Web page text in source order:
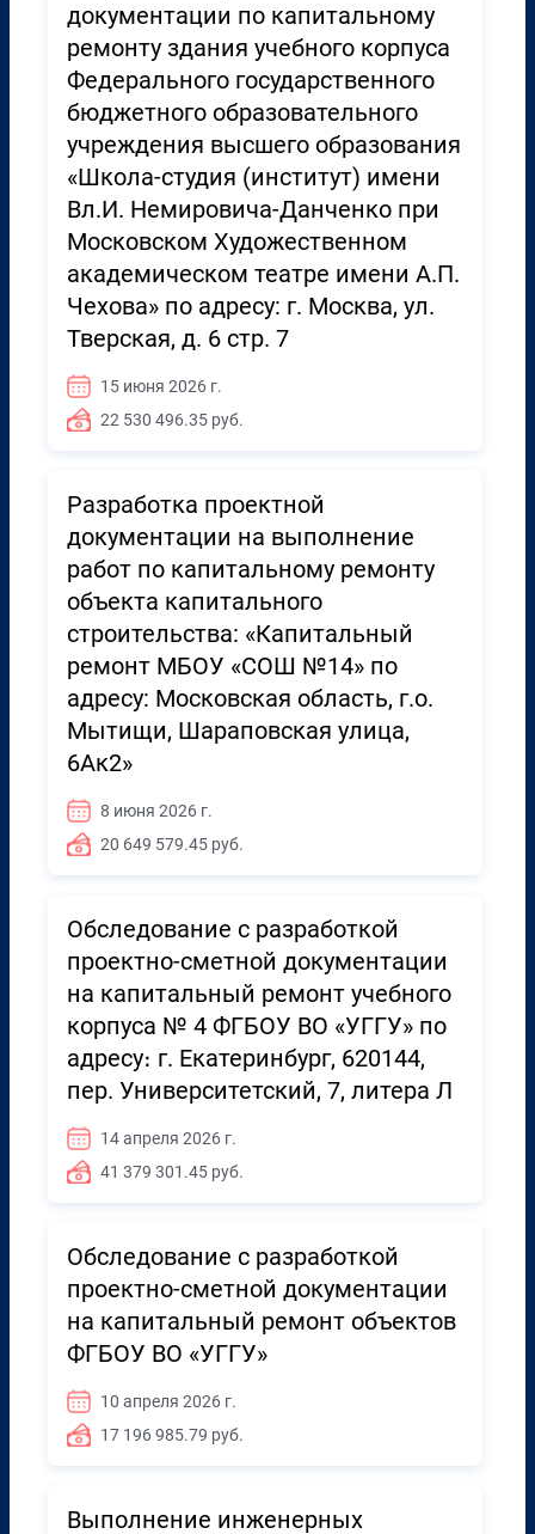
документации по капитальному
ремонту здания учебного корпуса
Федерального государственного
бюджетного образовательного
учреждения высшего образования
«Школа-студия (институт) имени
Вл.И. Немировича-Данченко при
Московском Художественном
академическом театре имени А.П.
Чехова» по адресу: г. Москва, ул.
Тверская, д. 6 стр. 7
15 июня 2026 г.
22 530 496.35 руб.
Разработка проектной
документации на выполнение
работ по капитальному ремонту
объекта капитального
строительства: «Капитальный
ремонт МБОУ «СОШ №14» по
адресу: Московская область, г.о.
Мытищи, Шараповская улица,
6Ак2»
8 июня 2026 г.
20 649 579.45 руб.
Обследование с разработкой
проектно-сметной документации
на капитальный ремонт учебного
корпуса № 4 ФГБОУ ВО «УГГУ» по
адресу։ г. Екатеринбург, 620144,
пер. Университетский, 7, литера Л
14 апреля 2026 г.
41 379 301.45 руб.
Обследование с разработкой
проектно-сметной документации
на капитальный ремонт объектов
ФГБОУ ВО «УГГУ»
10 апреля 2026 г.
17 196 985.79 руб.
Выполнение инженерных